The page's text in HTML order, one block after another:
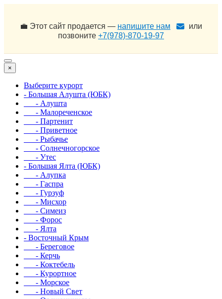
💼 Этот сайт продается — напишите нам
или
позвоните +7(978)-870-19-97
×
Выберите курорт
- Большая Алушта (ЮБК)
- Алушта
- Малореченское
- Партенит
- Приветное
- Рыбачье
- Солнечногорское
- Утес
- Большая Ялта (ЮБК)
- Алупка
- Гаспра
- Гурзуф
- Мисхор
- Симеиз
- Форос
- Ялта
- Восточный Крым
- Береговое
- Керчь
- Коктебель
- Курортное
- Морское
- Новый Свет